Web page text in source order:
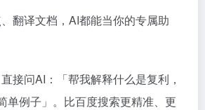
翻译文档，AI都能当你的专属助
接问AI：「帮我解释什么是复利，
单例子」。比百度搜索更精准、更